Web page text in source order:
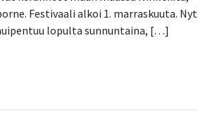
Festivaali alkoi 1. marraskuuta. Nyt
lopulta sunnuntaina, […]